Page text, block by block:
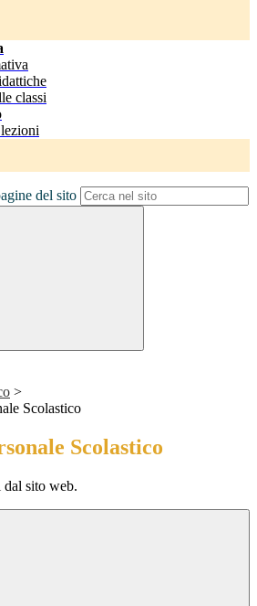
classi
del sito
>
Scolastico
Scolastico
sito web.